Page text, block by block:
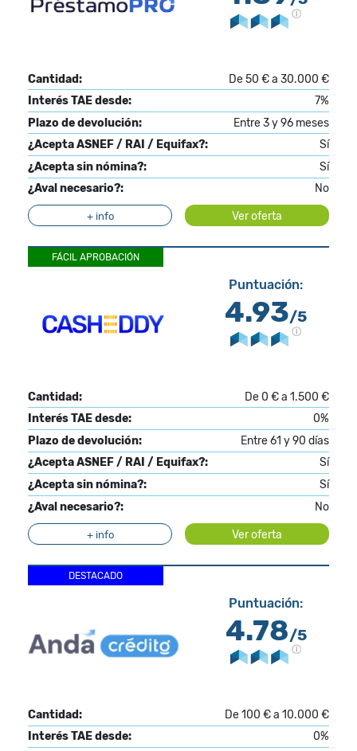
Cantidad:
De 50 € a 30.000 €
Interés TAE desde:
7%
Plazo de devolución:
Entre 3 y 96 meses
¿Acepta ASNEF / RAI / Equifax?:
Sí
¿Acepta sin nómina?:
Sí
¿Aval necesario?:
No
+ info Ver oferta
FÁCIL APROBACIÓN
Puntuación:
4.93/5
Cantidad:
De 0 € a 1.500 €
Interés TAE desde:
0%
Plazo de devolución:
Entre 61 y 90 días
¿Acepta ASNEF / RAI / Equifax?:
Sí
¿Acepta sin nómina?:
Sí
¿Aval necesario?:
No
+ info Ver oferta
DESTACADO
Puntuación:
4.78/5
Cantidad:
De 100 € a 10.000 €
Interés TAE desde:
0%